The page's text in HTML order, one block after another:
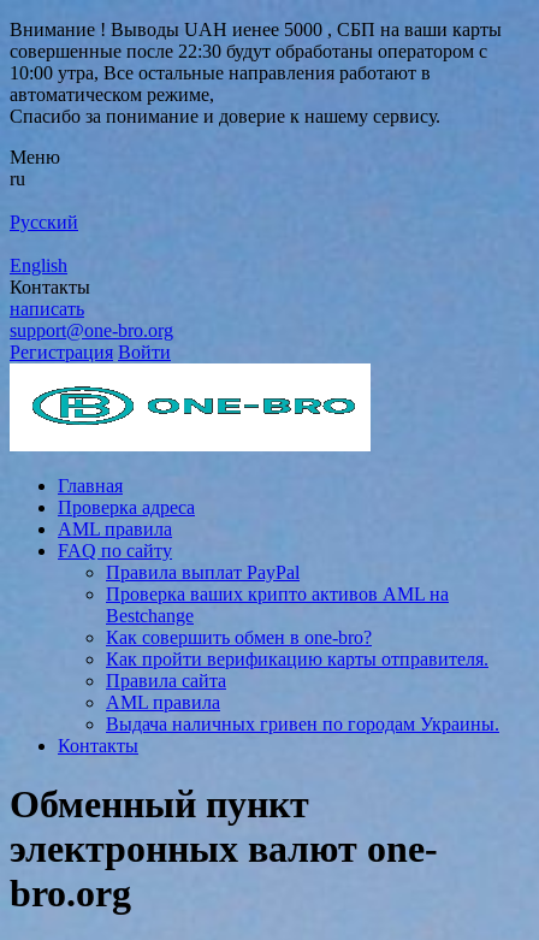
Внимание ! Выводы UAH иенее 5000 , СБП на ваши карты
совершенные после 22:30 будут обработаны оператором с
10:00 утра, Все остальные направления работают в
автоматическом режиме,
Спасибо за понимание и доверие к нашему сервису.
Меню
ru
Русский
English
Контакты
написать
support@one-bro.org
Регистрация Войти
Главная
Проверка адреса
AML правила
FAQ по сайту
Правила выплат PayPal
Проверка ваших крипто активов AML на
Bestchange
Как совершить обмен в one-bro?
Как пройти верификацию карты отправителя.
Правила сайта
AML правила
Выдача наличных гривен по городам Украины.
Контакты
Обменный пункт
электронных валют one-
bro.org